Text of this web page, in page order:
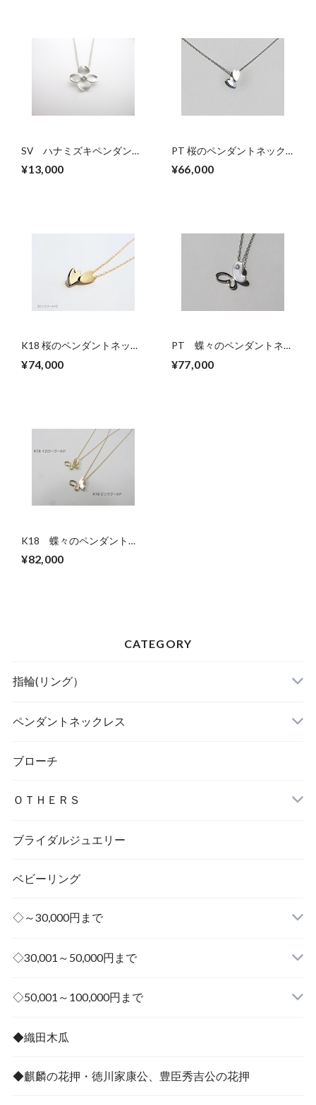
SV ハナミズキペンダント
¥13,000
PT 桜のペンダントネック
¥66,000
K18 桜のペンダントネック
¥74,000
PT 蝶々のペンダントネッ
¥77,000
K18 蝶々のペンダントネ
¥82,000
CATEGORY
指輪(リング）
ペンダントネックレス
ブローチ
ＯＴＨＥＲＳ
ブライダルジュエリー
ベビーリング
◇～30,000円まで
その他
◇30,001～50,000円まで
その他
◇50,001～100,000円まで
◆織田木瓜
◆麒麟の花押・徳川家康公、豊臣秀吉公の花押